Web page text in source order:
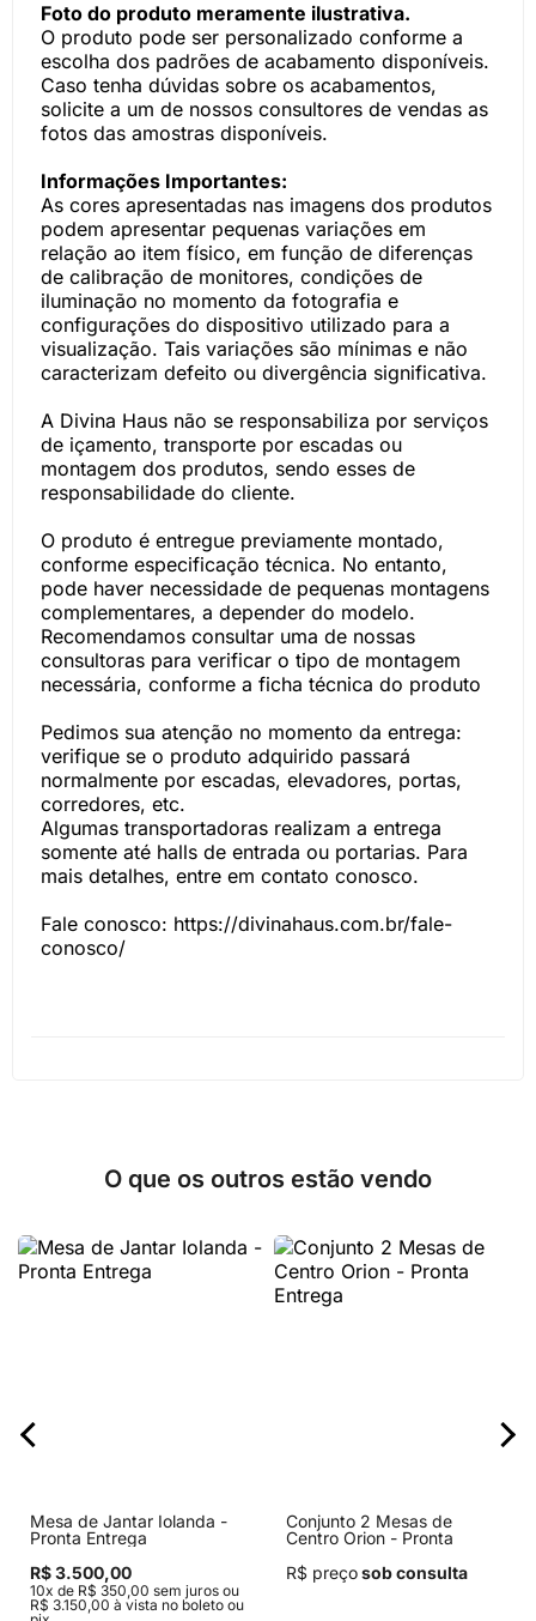
Foto do produto meramente ilustrativa.
O produto pode ser personalizado conforme a
escolha dos padrões de acabamento disponíveis.
Caso tenha dúvidas sobre os acabamentos,
solicite a um de nossos consultores de vendas as
fotos das amostras disponíveis.
Informações Importantes:
As cores apresentadas nas imagens dos produtos
podem apresentar pequenas variações em
relação ao item físico, em função de diferenças
de calibração de monitores, condições de
iluminação no momento da fotografia e
configurações do dispositivo utilizado para a
visualização. Tais variações são mínimas e não
caracterizam defeito ou divergência significativa.
A Divina Haus não se responsabiliza por serviços
de içamento, transporte por escadas ou
montagem dos produtos, sendo esses de
responsabilidade do cliente.
O produto é entregue previamente montado,
conforme especificação técnica. No entanto,
pode haver necessidade de pequenas montagens
complementares, a depender do modelo.
Recomendamos consultar uma de nossas
consultoras para verificar o tipo de montagem
necessária, conforme a ficha técnica do produto
Pedimos sua atenção no momento da entrega:
verifique se o produto adquirido passará
normalmente por escadas, elevadores, portas,
corredores, etc.
Algumas transportadoras realizam a entrega
somente até halls de entrada ou portarias. Para
mais detalhes, entre em contato conosco.
Fale conosco: https://divinahaus.com.br/fale-
conosco/
O que os outros estão vendo
Mesa de Jantar Iolanda -
Pronta Entrega
R$ 3.500,00
10x de R$ 350,00 sem juros ou
R$ 3.150,00 à vista no boleto ou
Conjunto 2 Mesas de
Centro Orion - Pronta
R$ preçosob consulta